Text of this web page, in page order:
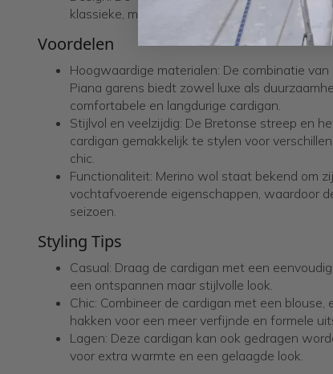
klassieke, maritieme uitstraling die tijdloos en
Voordelen
Hoogwaardige materialen: De combinatie
Piana garens biedt zowel luxe als
comfortabele en langdurige cardigan.
Stijlvol en veelzijdig: De Bretonse streep en
cardigan gemakkelijk te stylen voor
chic.
Functionaliteit: Merino wol staat bekend om
vochtafvoerende eigenschappen, waardoor
seizoen.
Styling Tips
Casual: Draag de cardigan met een
een ontspannen maar stijlvolle look.
Chic: Combineer de cardigan met een
hakken voor een meer verfijnde en formele
Lagen: Deze cardigan kan ook gedragen
voor extra warmte en een gelaagde look.